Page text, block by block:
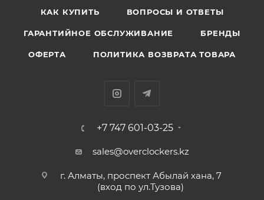
КАК КУПИТЬ ВОПРОСЫ И ОТВЕТЫ
ГАРАНТИЙНОЕ ОБСЛУЖИВАНИЕ БРЕНДЫ
ОФЕРТА ПОЛИТИКА ВОЗВРАТА ТОВАРА
+7 747 601-03-25
sales@overclockers.kz
г. Алматы, проспект Абылай хана, 7
(вход по ул.Тузова)